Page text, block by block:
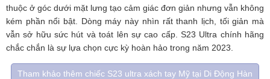
thuộc ở góc dưới mặt lưng tạo cảm giác đơn giản nhưng vẫn không
kém phần nổi bật. Dòng máy này nhìn rất thanh lịch, tối giản mà
vẫn sở hữu sức hút và toát lên sự cao cấp. S23 Ultra chính hãng
chắc chắn là sự lựa chọn cực kỳ hoàn hảo trong năm 2023.
Tham khảo thêm chiếc S23 ultra xách tay Mỹ tại Di Động Hàn